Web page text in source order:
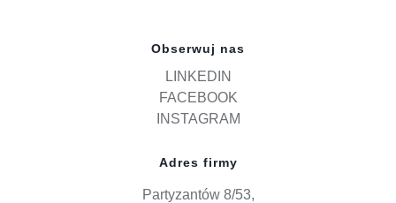
Obserwuj nas
LINKEDIN
FACEBOOK
INSTAGRAM
Adres firmy
Partyzantów 8/53,